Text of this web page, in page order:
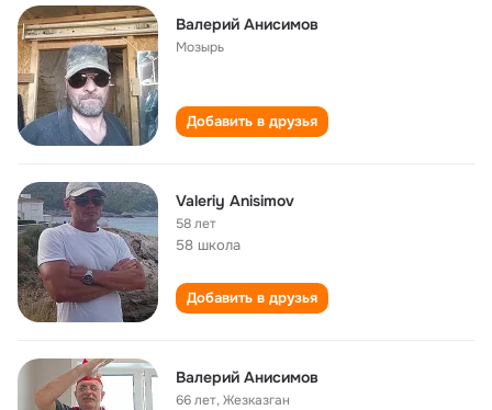
Валерий Анисимов
Мозырь
Добавить в друзья
Valeriy Anisimov
58 лет
58 школа
Добавить в друзья
Валерий Анисимов
66 лет,Жезказган